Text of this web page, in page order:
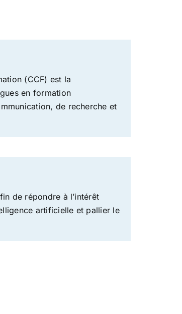
(CCF) est la
en formation
de recherche et
de répondre à l’intérêt
artificielle et pallier le